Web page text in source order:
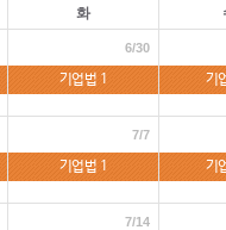
화
6/30
기업법 1 기
7/7
기업법 1 기
7/14